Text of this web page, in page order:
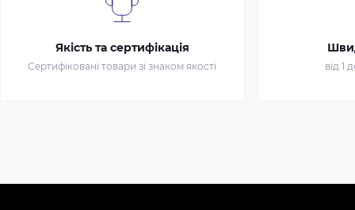
Якість та сертифікація
Сертифіковані товари зі знаком якості від 1